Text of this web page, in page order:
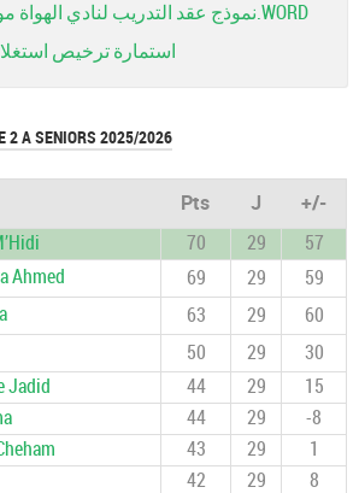
نموذج عقد التدريب لنادي الهواة موسم 2026_2027.WORD
استمارة ترخيص
2 A SENIORS 2025/2026
Pts J
+/-
70 29
57
Ahmed 69 29
59
63 29
60
50 29
30
Jadid 44 29
15
44 29
-8
43 29
1
42 29
8